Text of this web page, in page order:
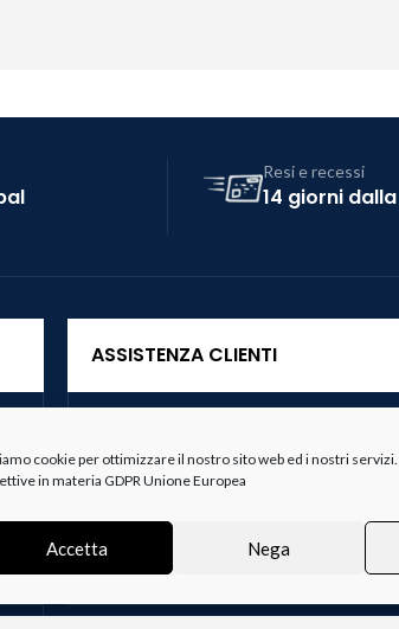
cookie per ottimizzare il nostro sito web ed i nostri
in materia GDPR Unione Europea
Accetta Nega
Resi e recessi
14 giorni
ASSISTENZA CLIENTI
Spedizioni
Resi e Recessi
Termini e Condizioni